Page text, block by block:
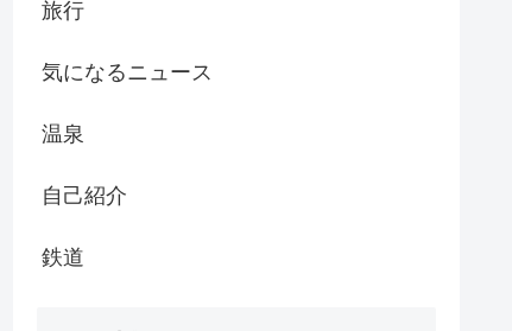
旅行
気になるニュース
温泉
自己紹介
鉄道